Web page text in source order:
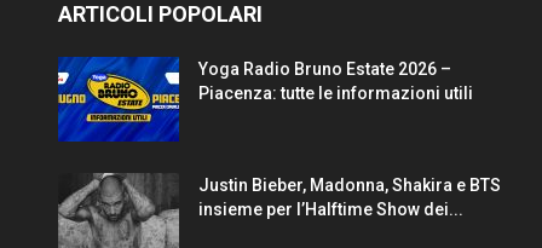
ARTICOLI POPOLARI
Yoga Radio Bruno Estate 2026 –
Piacenza: tutte le informazioni utili
Justin Bieber, Madonna, Shakira e BTS
insieme per l’Halftime Show dei...